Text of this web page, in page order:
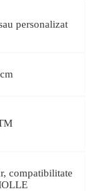
personalizat
compatibilitate